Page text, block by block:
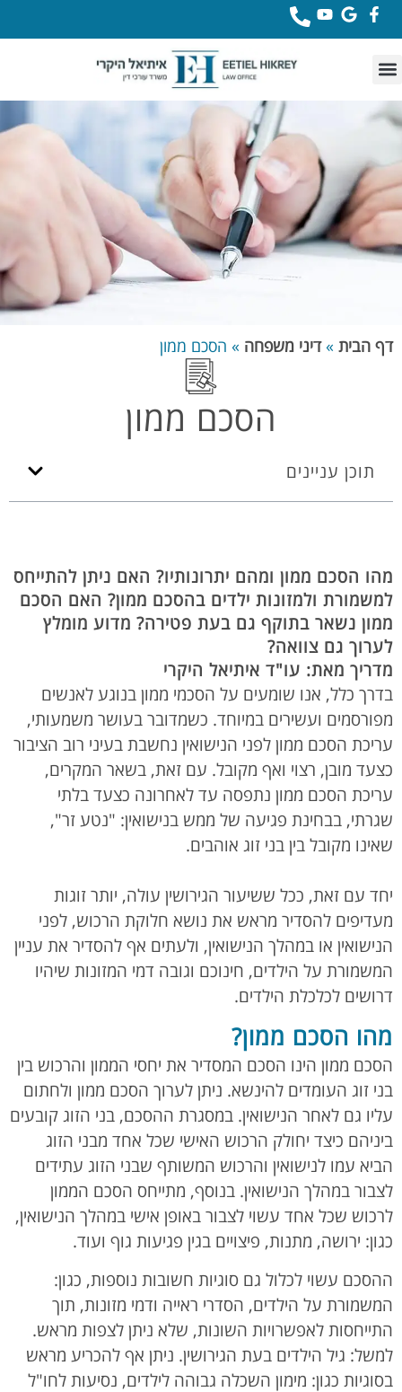
לתוכן
דף הבית »דיני משפחה » הסכם ממון
הסכם ממון
תוכן עניינים
מהו הסכם ממון ומהם יתרונותיו? האם ניתן להתייחס
למשמורת ולמזונות ילדים בהסכם ממון? האם הסכם
ממון נשאר בתוקף גם בעת פטירה? מדוע מומלץ
לערוך גם צוואה?
מדריך מאת: עו"ד איתיאל היקרי
בדרך כלל, אנו שומעים על הסכמי ממון בנוגע לאנשים
מפורסמים ועשירים במיוחד. כשמדובר בעושר משמעותי,
עריכת הסכם ממון לפני הנישואין נחשבת בעיני רוב הציבור
כצעד מובן, רצוי ואף מקובל. עם זאת, בשאר המקרים,
עריכת הסכם ממון נתפסה עד לאחרונה כצעד בלתי
שגרתי, בבחינת פגיעה של ממש בנישואין: "נטע זר",
שאינו מקובל בין בני זוג אוהבים.
יחד עם זאת, ככל ששיעור הגירושין עולה, יותר זוגות
מעדיפים להסדיר מראש את נושא חלוקת הרכוש, לפני
הנישואין או במהלך הנישואין, ולעתים אף להסדיר את עניין
המשמורת על הילדים, חינוכם וגובה דמי המזונות שיהיו
דרושים לכלכלת הילדים.
מהו הסכם ממון?
הסכם ממון הינו הסכם המסדיר את יחסי הממון והרכוש בין
בני זוג העומדים להינשא. ניתן לערוך הסכם ממון ולחתום
עליו גם לאחר הנישואין. במסגרת ההסכם, בני הזוג קובעים
ביניהם כיצד יחולק הרכוש האישי שכל אחד מבני הזוג
הביא עמו לנישואין והרכוש המשותף שבני הזוג עתידים
לצבור במהלך הנישואין. בנוסף, מתייחס הסכם הממון
לרכוש שכל אחד עשוי לצבור באופן אישי במהלך הנישואין,
כגון: ירושה, מתנות, פיצויים בגין פגיעות גוף ועוד.
ההסכם עשוי לכלול גם סוגיות חשובות נוספות, כגון:
המשמורת על הילדים, הסדרי ראייה ודמי מזונות, תוך
התייחסות לאפשרויות השונות, שלא ניתן לצפות מראש.
למשל: גיל הילדים בעת הגירושין. ניתן אף להכריע מראש
בסוגיות כגון: מימון השכלה גבוהה לילדים, נסיעות לחו"ל